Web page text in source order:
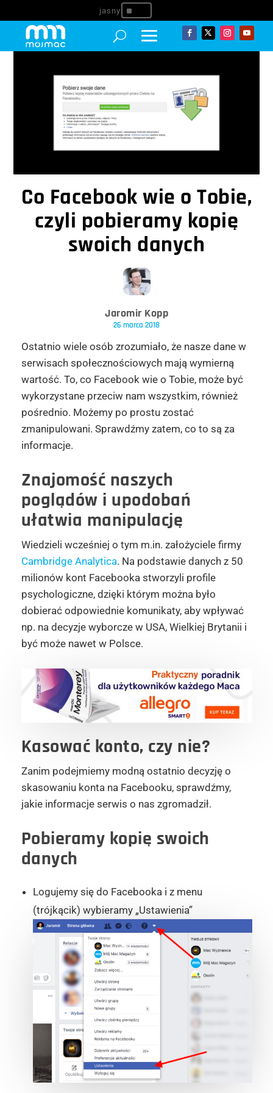
^
Co Facebook wie o Tobie,
czyli pobieramy kopię
swoich danych
Jaromir Kopp
26 marca 2018
Ostatnio wiele osób zrozumiało, że nasze dane w
serwisach społecznościowych mają wymierną
wartość. To, co Facebook wie o Tobie, może być
wykorzystane przeciw nam wszystkim, również
pośrednio. Możemy po prostu zostać
zmanipulowani. Sprawdźmy zatem, co to są za
informacje.
Znajomość naszych
poglądów i upodobań
ułatwia manipulację
Wiedzieli wcześniej o tym m.in. założyciele firmy
Cambridge Analytica. Na podstawie danych z 50
milionów kont Facebooka stworzyli profile
psychologiczne, dzięki którym można było
dobierać odpowiednie komunikaty, aby wpływać
np. na decyzje wyborcze w USA, Wielkiej Brytanii i
być może nawet w Polsce.
Kasować konto, czy nie?
Zanim podejmiemy modną ostatnio decyzję o
skasowaniu konta na Facebooku, sprawdźmy,
jakie informacje serwis o nas zgromadził.
Pobieramy kopię swoich
danych
Logujemy się do Facebooka i z menu
(trójkącik) wybieramy „Ustawienia”